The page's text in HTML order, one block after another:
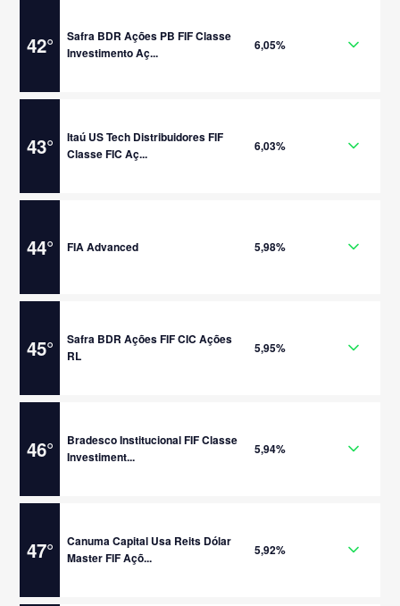
42°
Safra BDR Ações PB FIF Classe
Investimento Aç...
6,05%
43°
Itaú US Tech Distribuidores FIF
Classe FIC Aç...
6,03%
44° FIA Advanced 5,98%
45°
Safra BDR Ações FIF CIC Ações
RL
5,95%
46°
Bradesco Institucional FIF Classe
Investiment...
5,94%
47°
Canuma Capital Usa Reits Dólar
Master FIF Açõ...
5,92%